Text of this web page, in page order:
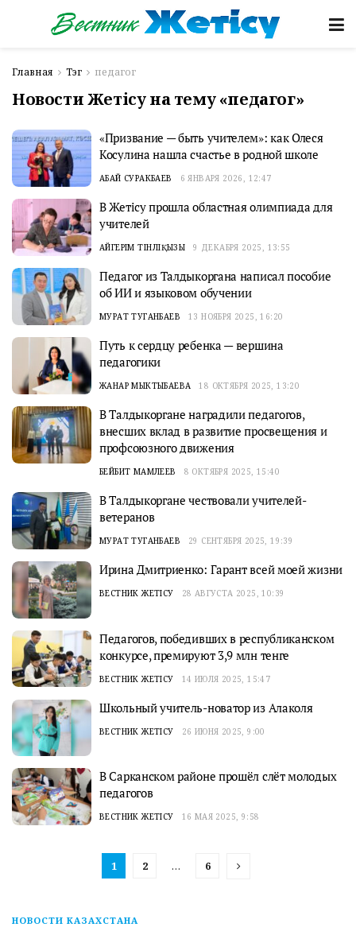
Главная Тэг педагог
Новости Жетісу на тему «педагог»
«Призвание — быть учителем»: как Олеся
Косулина нашла счастье в родной школе
АБАЙ СУРАКБАЕВ 6 ЯНВАРЯ 2026, 12:47
В Жетісу прошла областная олимпиада для
учителей
АЙГЕРІМ ТІНӘЛІҚЫЗЫ 9 ДЕКАБРЯ 2025, 13:55
Педагог из Талдыкоргана написал пособие
об ИИ и языковом обучении
МУРАТ ТУГАНБАЕВ 13 НОЯБРЯ 2025, 16:20
Путь к сердцу ребенка — вершина
педагогики
ЖАНАР МЫКТЫБАЕВА 18 ОКТЯБРЯ 2025, 13:20
В Талдыкоргане наградили педагогов,
внесших вклад в развитие просвещения и
профсоюзного движения
БЕЙБИТ МАМЛЕЕВ 8 ОКТЯБРЯ 2025, 15:40
В Талдыкоргане чествовали учителей-
ветеранов
МУРАТ ТУГАНБАЕВ 29 СЕНТЯБРЯ 2025, 19:39
Ирина Дмитриенко: Гарант всей моей жизни
ВЕСТНИК ЖЕТІСУ 28 АВГУСТА 2025, 10:39
Педагогов, победивших в республиканском
конкурсе, премируют 3,9 млн тенге
ВЕСТНИК ЖЕТІСУ 14 ИЮЛЯ 2025, 15:47
Школьный учитель-новатор из Алаколя
ВЕСТНИК ЖЕТІСУ 26 ИЮНЯ 2025, 9:00
В Сарканском районе прошёл слёт молодых
педагогов
ВЕСТНИК ЖЕТІСУ 16 МАЯ 2025, 9:58
1 2 … 6
НОВОСТИ КАЗАХСТАНА